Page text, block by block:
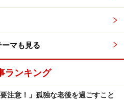
マも見る
ランキング
要注意！」孤独な老後を過ごすこと